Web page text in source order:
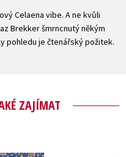
Celaena vibe. A ne kvůli
Brekker šmrncnutý někým
pohledu je čtenářský požitek.
ZAJÍMAT